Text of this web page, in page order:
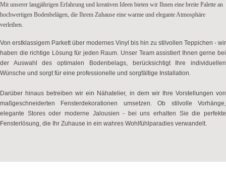
Mit unserer langjährigen Erfahrung und kreativen Ideen bieten wir Ihnen eine breite Palette an
hochwertigen Bodenbelägen, die Ihrem Zuhause eine warme und elegante Atmosphäre
verleihen.
Von erstklassigem Parkett über modernes Vinyl bis hin zu stilvollen Teppichen - wir
haben die richtige Lösung für jeden Raum. Unser Team assistiert Ihnen gerne bei
der Auswahl des optimalen Bodenbelags, berücksichtigt Ihre individuellen
Wünsche und sorgt für eine professionelle und sorgfältige Installation.
Darüber hinaus betreiben wir ein Nähatelier, in dem wir Ihre Vorstellungen von
maßgeschneiderten Fensterdekorationen umsetzen. Ob stilvolle Vorhänge,
elegante Stores oder moderne Jalousien - bei uns erhalten Sie die perfekte
Fensterlösung, die Ihr Zuhause in ein wahres Wohlfühlparadies verwandelt.